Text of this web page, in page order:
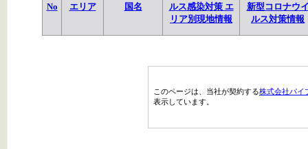
No エリア 国名
ルス感染対策 エ
リア別現地情報
新型コロナウ
ルス対策情報
このページは、当社が契約する株式会社パイ
表示しています。